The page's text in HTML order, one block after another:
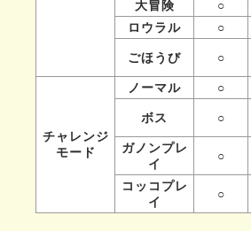
大冒険
○
ロウラル
○
ごほうび ○
チャレンジ
モード
ノーマル ○
ボス ○
ガノンプレ
イ
○
コッコプレ
イ
○